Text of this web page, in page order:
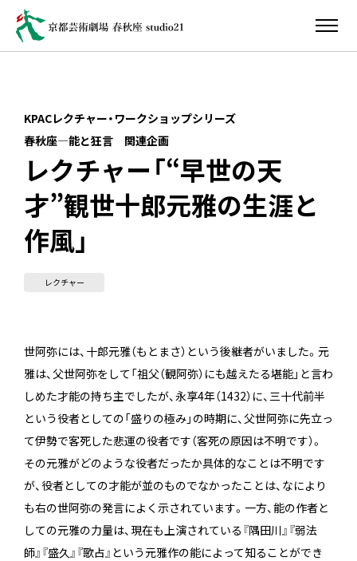
KPACレクチャー・ワークショップシリーズ
春秋座―能と狂言 関連企画
レクチャー「“早世の天
才”観世十郎元雅の生涯と
作風」
レクチャー
世阿弥には、十郎元雅（もとまさ）という後継者がいました。元
雅は、父世阿弥をして「祖父（観阿弥）にも越えたる堪能」と言わ
しめた才能の持ち主でしたが、永享4年（1432）に、三十代前半
という役者としての「盛りの極み」の時期に、父世阿弥に先立っ
て伊勢で客死した悲運の役者です（客死の原因は不明です）。
その元雅がどのような役者だったか具体的なことは不明です
が、役者としての才能が並のものでなかったことは、なにより
も右の世阿弥の発言によく示されています。一方、能の作者と
しての元雅の力量は、現在も上演されている『隅田川』『弱法
師』『盛久』『歌占』という元雅作の能によって知ることができ